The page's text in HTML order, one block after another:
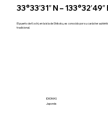
33°33′31″ N – 133°32′49″
El puerto de Kochi, en la isla de Shikoku, es conocido por su carácter
tradicional.
IDIOMAS
Japonés